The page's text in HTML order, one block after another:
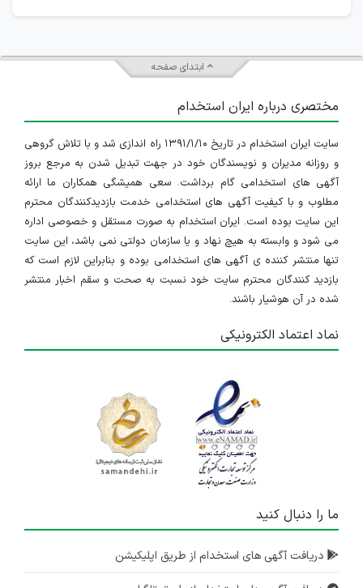
ابتدای صفحه
مختصری درباره ایران استخدام
سایت ایران استخدام در تاریخ ۱۳۹۱/۱/۱۰ راه اندازی شد و با تلاش گروهی
و روزانه مدیران و نویسندگان خود در جهت تبدیل شدن به مرجع بروز
آگهی های استخدامی گام برداشت. سعی همیشگی همکاران ما ارائه
مطلوب و با کیفیت آگهی های استخدامی خدمت بازدیدکنندگان محترم
این سایت بوده است. ایران استخدام به صورت مستقل و خصوصی اداره
می شود و وابسته به هیچ نهاد و یا سازمان دولتی نمی باشد، این سایت
تنها منتشر کننده ی آگهی های استخدامی بوده و بنابراین لازم است که
بازدید کنندگان محترم سایت خود نسبت به صحت و سقم اخبار منتشر
شده در آن هوشیار باشند.
نماد اعتماد الکترونیکی
ما را دنبال کنید
دریافت آگهی های استخدام از طریق اپلیکیشن